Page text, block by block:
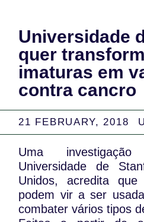
Universidade
quer
imaturas em
contra cancro
21 FEBRUARY, 2018
Uma
Universidade de
Unidos, acredita que
podem vir a ser
combater vários tipos